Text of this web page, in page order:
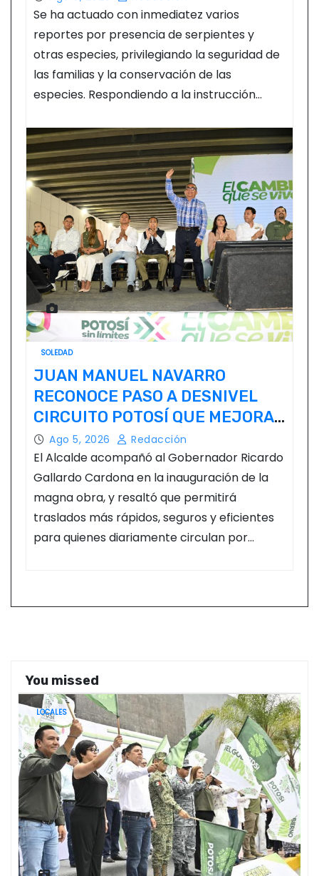
Se ha actuado con inmediatez varios
reportes por presencia de serpientes y
otras especies, privilegiando la seguridad de
las familias y la conservación de las
especies. Respondiendo a la instrucción…
SOLEDAD
JUAN MANUEL NAVARRO
RECONOCE PASO A DESNIVEL
CIRCUITO POTOSÍ QUE MEJORA
LA MOVILIDAD METROPOLITANA
Ago 5, 2026 Redacción
El Alcalde acompañó al Gobernador Ricardo
Gallardo Cardona en la inauguración de la
magna obra, y resaltó que permitirá
traslados más rápidos, seguros y eficientes
para quienes diariamente circulan por…
You missed
LOCALES